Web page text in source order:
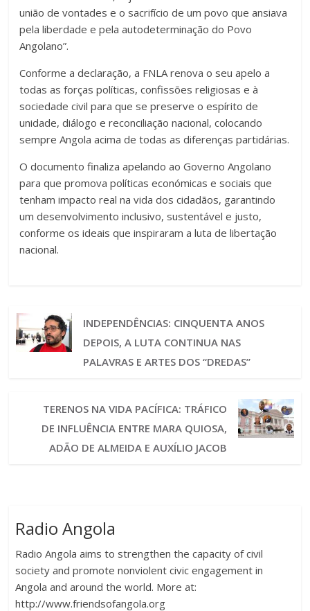
união de vontades e o sacrifício de um povo que ansiava
pela liberdade e pela autodeterminação do Povo
Angolano”.
Conforme a declaração, a FNLA renova o seu apelo a
todas as forças políticas, confissões religiosas e à
sociedade civil para que se preserve o espírito de
unidade, diálogo e reconciliação nacional, colocando
sempre Angola acima de todas as diferenças partidárias.
O documento finaliza apelando ao Governo Angolano
para que promova políticas económicas e sociais que
tenham impacto real na vida dos cidadãos, garantindo
um desenvolvimento inclusivo, sustentável e justo,
conforme os ideais que inspiraram a luta de libertação
nacional.
INDEPENDÊNCIAS: CINQUENTA ANOS
DEPOIS, A LUTA CONTINUA NAS
PALAVRAS E ARTES DOS “DREDAS”
TERENOS NA VIDA PACÍFICA: TRÁFICO
DE INFLUÊNCIA ENTRE MARA QUIOSA,
ADÃO DE ALMEIDA E AUXÍLIO JACOB
Radio Angola
Radio Angola aims to strengthen the capacity of civil
society and promote nonviolent civic engagement in
Angola and around the world. More at:
http://www.friendsofangola.org